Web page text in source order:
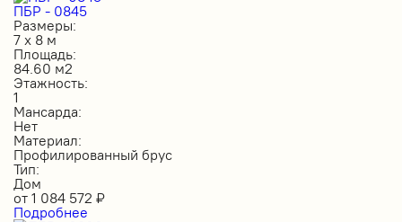
ПБР - 0845
Размеры:
7 х 8 м
Площадь:
84.60 м2
Этажность:
1
Мансарда:
Нет
Материал:
Профилированный брус
Тип:
Дом
от 1 084 572 ₽
Подробнее